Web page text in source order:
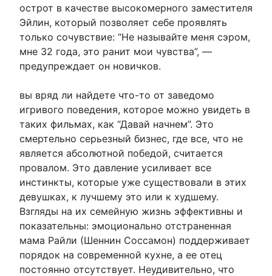
острот в качестве высокомерного заместителя
Эйлин, который позволяет себе проявлять
только сочувствие: “Не называйте меня сэром,
мне 32 года, это ранит мои чувства”, —
предупреждает он новичков.
вы вряд ли найдете что-то от заведомо
игривого поведения, которое можно увидеть в
таких фильмах, как “Давай начнем”. Это
смертельно серьезный бизнес, где все, что не
является абсолютной победой, считается
провалом. Это давление усиливает все
инстинкты, которые уже существовали в этих
девушках, к лучшему это или к худшему.
Взгляды на их семейную жизнь эффективны и
показательны: эмоционально отстраненная
мама Райли (Шеннин Соссамон) поддерживает
порядок на современной кухне, а ее отец
постоянно отсутствует. Неудивительно, что